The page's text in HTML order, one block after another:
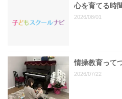
心を育てる時
2026/08/01
情操教育って
2026/07/22